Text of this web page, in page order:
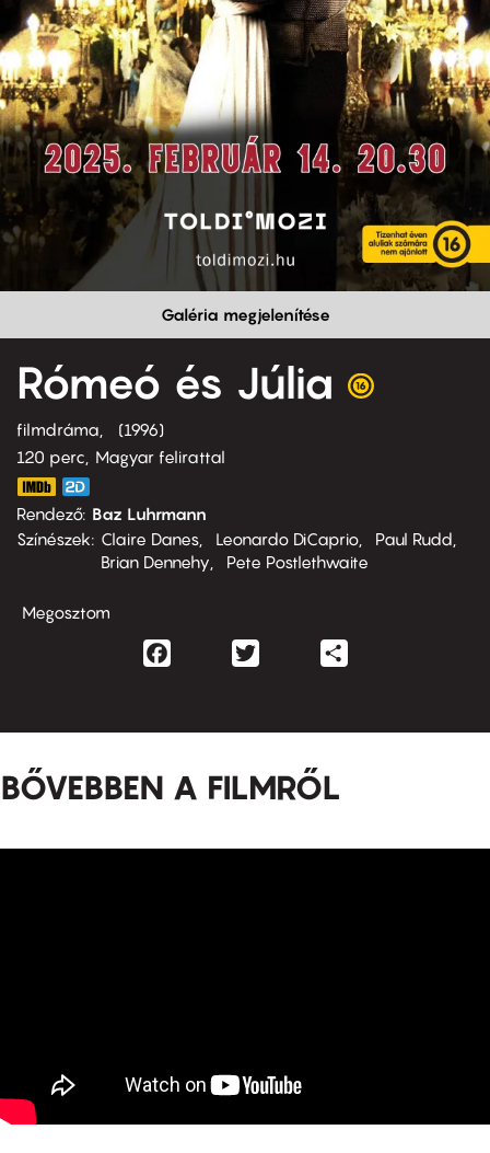
Galéria megjelenítése
Rómeó és Júlia
filmdráma
1996
120 perc,
Magyar felirattal
Rendező Baz Luhrmann
Színészek
Claire Danes Leonardo DiCaprio
Paul Rudd
Brian Dennehy
Pete Postlethwaite
Megosztom
Facebook
BŐVEBBEN A FILMRŐL